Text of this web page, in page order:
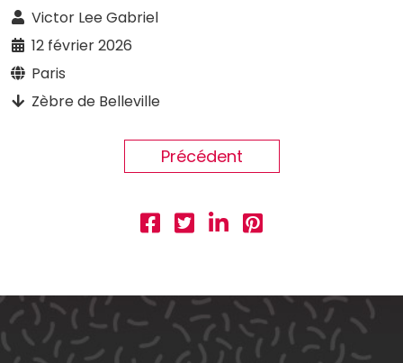
Victor Lee Gabriel
12 février 2026
Paris
Zèbre de Belleville
Précédent